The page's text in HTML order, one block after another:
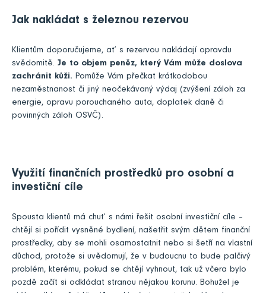
Jak nakládat s železnou rezervou
Klientům doporučujeme, ať s rezervou nakládají opravdu
svědomitě. Je to objem peněz, který Vám může doslova
zachránit kůži. Pomůže Vám přečkat krátkodobou
nezaměstnanost či jiný neočekávaný výdaj (zvýšení záloh za
energie, opravu porouchaného auta, doplatek daně či
povinných záloh OSVČ).
Využití finančních prostředků pro osobní a
investiční cíle
Spousta klientů má chuť s námi řešit osobní investiční cíle –
chtějí si pořídit vysněné bydlení, našetřit svým dětem finanční
prostředky, aby se mohli osamostatnit nebo si šetří na vlastní
důchod, protože si uvědomují, že v budoucnu to bude palčivý
problém, kterému, pokud se chtějí vyhnout, tak už včera bylo
pozdě začít si odkládat stranou nějakou korunu. Bohužel je